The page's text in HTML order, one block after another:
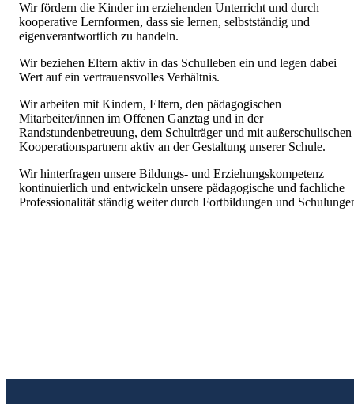
Wir fördern die Kinder im erziehenden Unterricht und durch
kooperative Lernformen, dass sie lernen, selbstständig und
eigenverantwortlich zu handeln.
Wir beziehen Eltern aktiv in das Schulleben ein und legen dabei
Wert auf ein ver­trauensvolles Verhältnis.
Wir arbeiten mit Kindern, Eltern, den pädagogischen
Mitarbeiter/innen im Offenen Ganztag und in der
Randstundenbetreuung, dem Schulträger und mit außerschuli­schen
Kooperationspartnern aktiv an der Gestaltung unserer Schule.
Wir hinterfragen unsere Bildungs- und Erziehungskompetenz
kontinuierlich und ent­wickeln unsere pädagogische und fachliche
Professionalität ständig weiter durch Fortbildungen und